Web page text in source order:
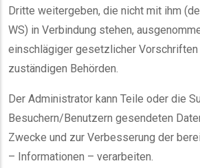
Dritte weitergeben, die nicht mit ihm
WS) in Verbindung stehen,
einschlägiger gesetzlicher Vorschriften
zuständigen Behörden.
Der Administrator kann Teile oder die
Besuchern/Benutzern gesendeten
Zwecke und zur Verbesserung der
– Informationen – verarbeiten.